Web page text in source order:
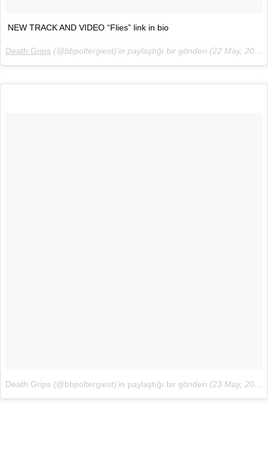
NEW TRACK AND VIDEO “Flies” link in bio
Death Grips (@bbpoltergiest)’in paylaştığı bir gönderi (22 May, 2018, 2:01ös PDT
Death Grips (@bbpoltergiest)’in paylaştığı bir gönderi (23 May, 2018, 12:37öö PDT